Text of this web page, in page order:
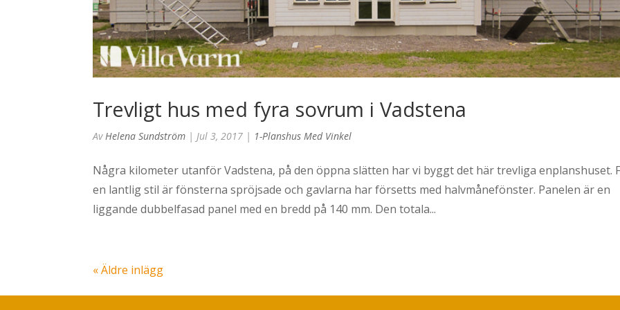
Trevligt hus med fyra sovrum i Vadstena
AvHelena Sundström |Jul 3, 2017 | 1-Planshus Med Vinkel
Några kilometer utanför Vadstena, på den öppna slätten har vi byggt det här trevliga enplanshuset.
en lantlig stil är fönsterna spröjsade och gavlarna har försetts med halvmånefönster. Panelen är en
liggande dubbelfasad panel med en bredd på 140 mm. Den totala...
« Äldre inlägg